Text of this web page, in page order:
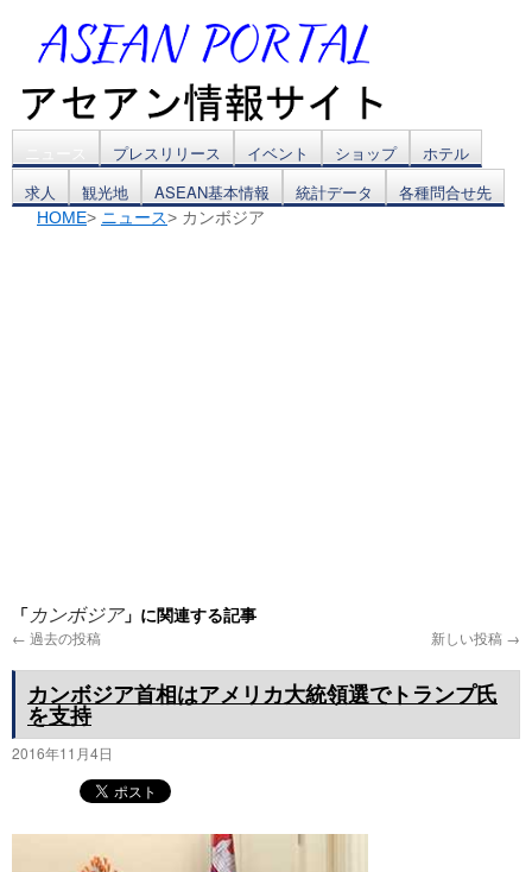
ン
プレスリリース イベント ショップ
ホテル
求人
観光地 ASEAN基本情報 統計データ 各種問合せ先
HOME> ニュース> カンボジア
「 カンボジア」に関連する記事
← 過去の投稿 新しい投稿 →
カンボジア首相はアメリカ大統領選でトランプ氏
を支持
2016年11月4日